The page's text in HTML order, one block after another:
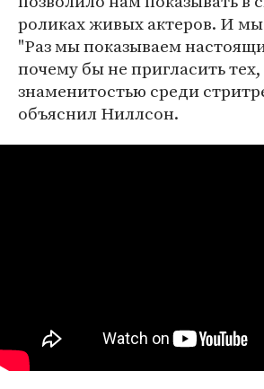
роликах живых актеров. И
"Раз мы показываем
почему бы не пригласить тех,
знаменитостью среди
объяснил Ниллсон.